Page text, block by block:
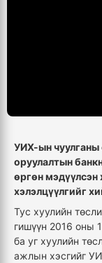
УИХ-ын чуулганы
оруулалтын
өргөн мэдүүлсэн
хэлэлцүүлгийг
Тус хуулийн
гишүүн 2016 оны
ба уг хуулийн
ажлын хэсгийг